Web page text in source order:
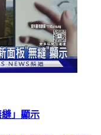
」顯示